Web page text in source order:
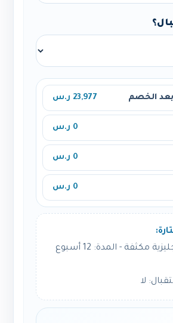
الخصم 23,977 ر.س
0 ر.س
0 ر.س
0 ر.س
مكثفة - المدة: 12 أسبوع
لا